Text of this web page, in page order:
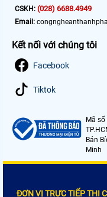
CSKH: (028) 6688.4949
Email:
Kết nối với chúng tôi
Facebook
Tiktok
Mã
Bán
Minh
ĐƠN VỊ TRỰC TIẾP THI